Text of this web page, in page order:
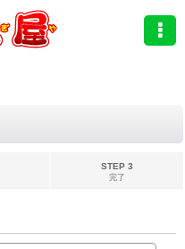
STEP 3
完了